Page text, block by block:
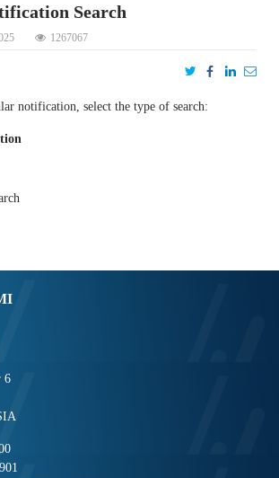
Search
1267067
notification, select the type of search:
6